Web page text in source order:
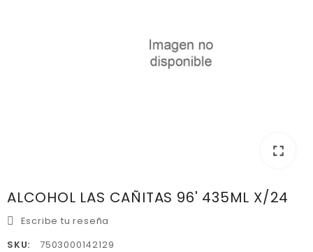
fullscreen
ALCOHOL LAS CAÑITAS 96' 435ML X/24
Escribe tu reseña
SKU:
7503000142129